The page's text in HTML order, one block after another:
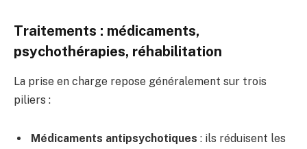
Traitements : médicaments,
psychothérapies, réhabilitation
La prise en charge repose généralement sur trois
piliers :
Médicaments antipsychotiques : ils réduisent les